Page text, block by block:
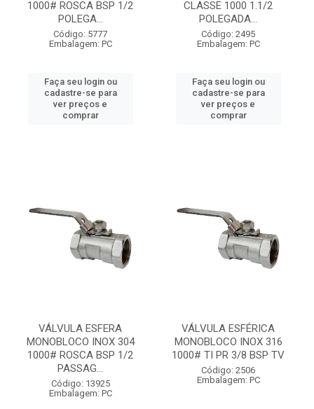
1000# ROSCA BSP 1/2
POLEGA...
Código: 5777
Embalagem: PC
Faça seu login ou
cadastre-se para
ver preços e
comprar
CLASSE 1000 1.1/2
POLEGADA...
Código: 2495
Embalagem: PC
Faça seu login ou
cadastre-se para
ver preços e
comprar
VÁLVULA ESFERA
MONOBLOCO INOX 304
1000# ROSCA BSP 1/2
PASSAG...
Código: 13925
Embalagem: PC
VÁLVULA ESFÉRICA
MONOBLOCO INOX 316
1000# TI PR 3/8 BSP TV
Código: 2506
Embalagem: PC